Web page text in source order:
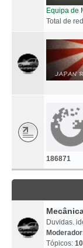
Equipa de
Total de
186871
Duvidas.
Tópicos: